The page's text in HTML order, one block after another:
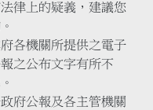
律上的疑義，建議您
各機關所提供之電子
之公布文字有所不
府公報及各主管機關